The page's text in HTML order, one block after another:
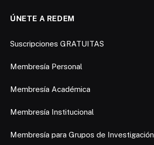
ÚNETE A REDEM
Suscripciones GRATUITAS
Membresía Personal
Membresía Académica
Membresía Institucional
Membresía para Grupos de Investigación